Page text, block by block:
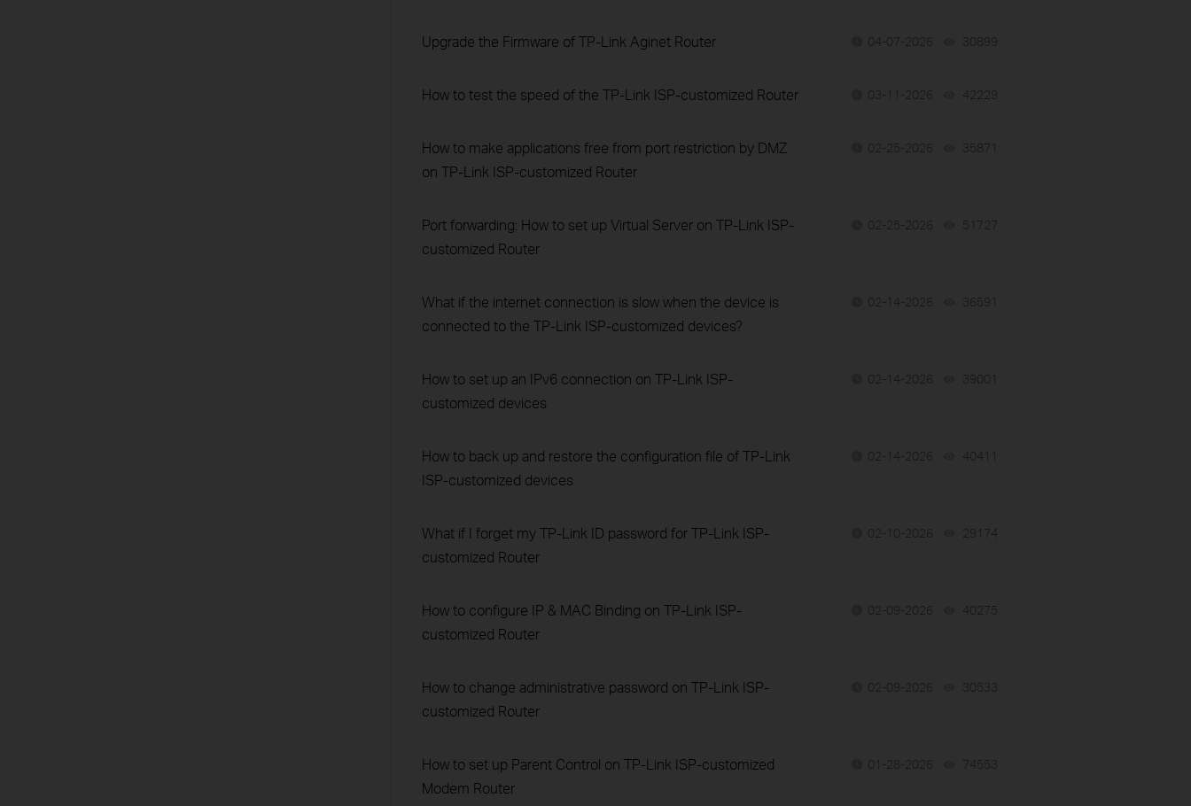
Upgrade the Firmware of TP-Link Aginet Router 04-07-2026 30899
How to test the speed of the TP-Link ISP-customized Router 03-11-2026 42229
How to make applications free from port restriction by DMZ
on TP-Link ISP-customized Router
02-25-2026 35871
Port forwarding: How to set up Virtual Server on TP-Link ISP-
customized Router
02-25-2026 51727
What if the internet connection is slow when the device is
connected to the TP-Link ISP-customized devices?
02-14-2026 36591
How to set up an IPv6 connection on TP-Link ISP-
customized devices
02-14-2026 39001
How to back up and restore the configuration file of TP-Link
ISP-customized devices
02-14-2026 40411
What if I forget my TP-Link ID password for TP-Link ISP-
customized Router
02-10-2026 29174
How to configure IP & MAC Binding on TP-Link ISP-
customized Router
02-09-2026 40275
How to change administrative password on TP-Link ISP-
customized Router
02-09-2026 30533
How to set up Parent Control on TP-Link ISP-customized
Modem Router
01-28-2026 74553